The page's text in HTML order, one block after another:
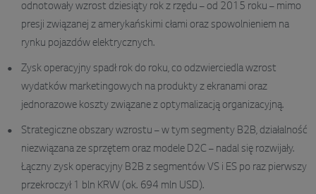
odnotowały wzrost dziesiąty rok z rzędu – od 2015 roku – mimo
presji związanej z amerykańskimi cłami oraz spowolnieniem na
rynku pojazdów elektrycznych.
Zysk operacyjny spadł rok do roku, co odzwierciedla wzrost
wydatków marketingowych na produkty z ekranami oraz
jednorazowe koszty związane z optymalizacją organizacyjną.
Strategiczne obszary wzrostu – w tym segmenty B2B, działalność
niezwiązana ze sprzętem oraz modele D2C – nadal się rozwijały.
Łączny zysk operacyjny B2B z segmentów VS i ES po raz pierwszy
przekroczył 1 bln KRW (ok. 694 mln USD).